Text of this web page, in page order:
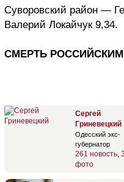
Суворовский район —
Валерий Локайчук 9,34.
СМЕРТЬ
Сергей
Гриневецкий
Одесский экс-
губернатор
261 новость,
фото